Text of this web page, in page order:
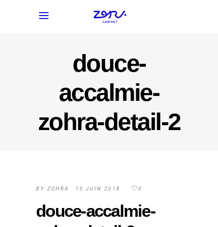
douce-
accalmie-
zohra-detail-2
BY ZOHRA 15 JUIN 2018 0
douce-accalmie-